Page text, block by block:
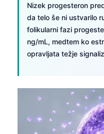
Nizek progesteron
da telo še ni ustvarilo
folikularni fazi
ng/mL, medtem ko
opravljata težje